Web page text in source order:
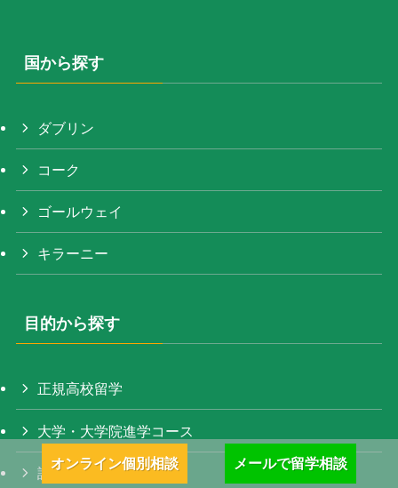
オンライン個別相談 メールで留学相談
国から探す
ダブリン
コーク
ゴールウェイ
キラーニー
目的から探す
正規高校留学
大学・大学院進学コース
語学留学